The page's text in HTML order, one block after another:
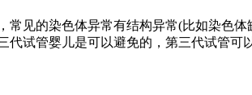
见的染色体异常有结构异常(比如染色
试管婴儿是可以避免的，第三代试管可